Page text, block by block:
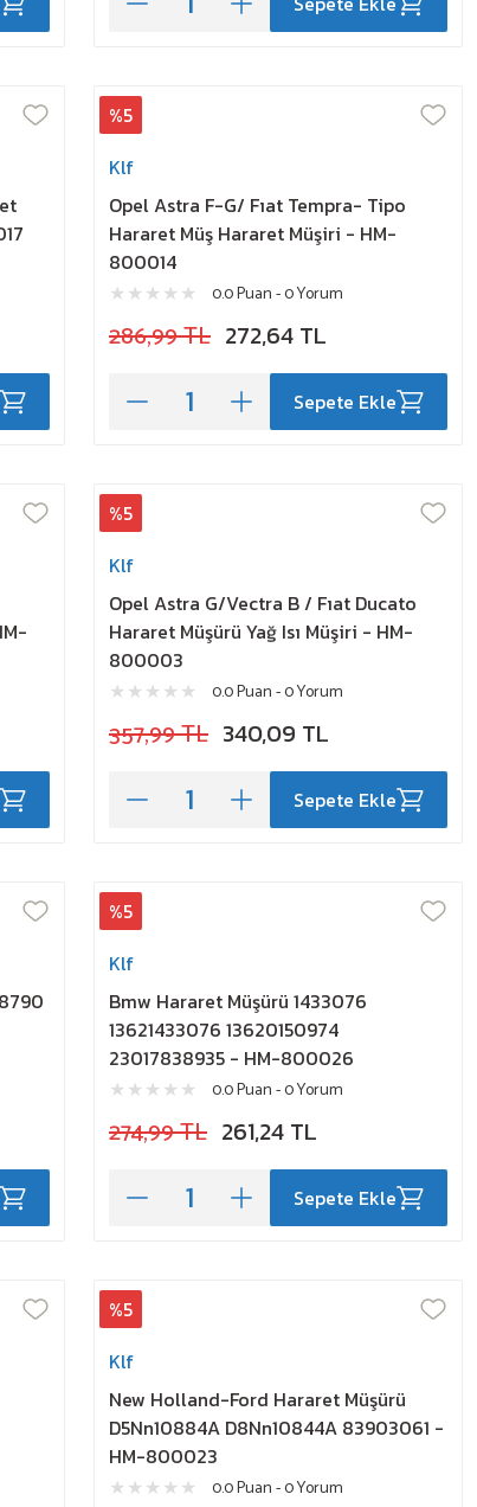
%5
Klf
Opel Astra F-G/ Fıat Tempra- Tipo
Hararet Müş Hararet Müşiri - HM-
800014
0.0 Puan - 0 Yorum
286,99 TL 272,64 TL
Sepete Ekle
%5
Klf
Opel Astra G/Vectra B / Fıat Ducato
Hararet Müşürü Yağ Isı Müşiri - HM-
800003
0.0 Puan - 0 Yorum
357,99 TL 340,09 TL
Sepete Ekle
%5
Klf
Bmw Hararet Müşürü 1433076
13621433076 13620150974
23017838935 - HM-800026
0.0 Puan - 0 Yorum
274,99 TL 261,24 TL
Sepete Ekle
%5
Klf
New Holland-Ford Hararet Müşürü
D5Nn10884A D8Nn10844A 83903061 -
HM-800023
0.0 Puan - 0 Yorum